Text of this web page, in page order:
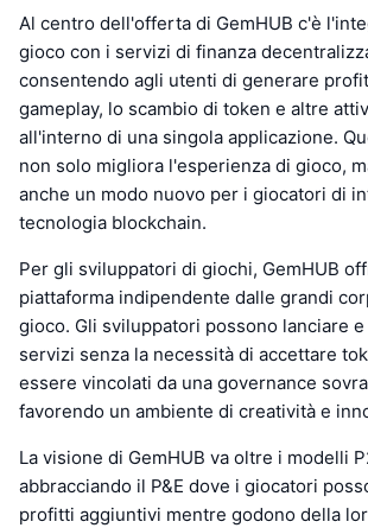
Al centro dell'offerta di GemHUB c'è
gioco con i servizi di finanza
consentendo agli utenti di generare
gameplay, lo scambio di token e altre
all'interno di una singola applicazione.
non solo migliora l'esperienza di gioco,
anche un modo nuovo per i giocatori di
tecnologia blockchain.
Per gli sviluppatori di giochi, GemHUB
piattaforma indipendente dalle grandi
gioco. Gli sviluppatori possono lanciare
servizi senza la necessità di accettare
essere vincolati da una governance
favorendo un ambiente di creatività e
La visione di GemHUB va oltre i modelli
abbracciando il P&E dove i giocatori
profitti aggiuntivi mentre godono della